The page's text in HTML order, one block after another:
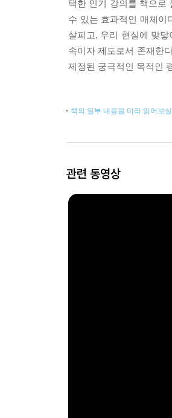
택한 인기 강의를 책으로
수 있는 효과적인 매체이
살피고, 우리 현실에 맞
속이자 제도로서 존재한
제정된 궁극적인 목적인
책의 일부 내용을 미리 읽어보
관련 동영상